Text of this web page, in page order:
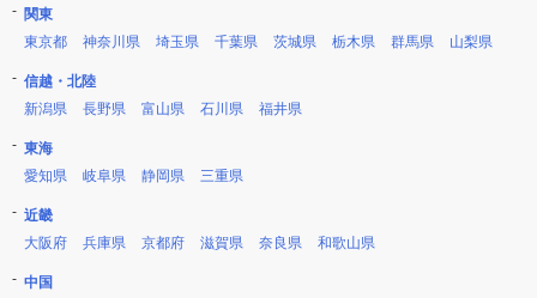
関東
東京都
神奈川県 埼玉県 千葉県 茨城県 栃木県 群馬県 山梨県
信越・北陸
新潟県
長野県 富山県 石川県 福井県
東海
愛知県
岐阜県 静岡県 三重県
近畿
大阪府
兵庫県 京都府 滋賀県 奈良県 和歌山県
中国